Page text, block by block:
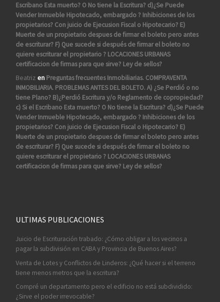
Escribano Esta muerto? O No tiene la Escritura? d)¿Se Puede
Vender Inmueble Hipotecado, embargado ? Inhibiciones de los
propietarios? Con juicio de Ejecusion Fiscal o Hipotecario? E)
Muerte de un propietario despues de firmar el boleto pero antes
de escriturar? F) Que sucede si después de firmar el boleto no
quiere escriturar el propietario ? LOCACIONES URBANAS
certificacion de firmas para que sirve? Ley de sellos?
Beatriz en Preguntas frecuentes Inmobiliarias. COMPRAVENTA
INMOBILIARIA. PROBLEMAS ANTES DEL BOLETO. A) ¿Se Perdió o no
tiene Plano? B)¿Perdió Escritura y/o Reglamento de copropiedad?
c) Si el Escribano Esta muerto? O No tiene la Escritura? d)¿Se Puede
Vender Inmueble Hipotecado, embargado ? Inhibiciones de los
propietarios? Con juicio de Ejecusion Fiscal o Hipotecario? E)
Muerte de un propietario despues de firmar el boleto pero antes
de escriturar? F) Que sucede si después de firmar el boleto no
quiere escriturar el propietario ? LOCACIONES URBANAS
certificacion de firmas para que sirve? Ley de sellos?
ULTIMAS PUBLICACIONES
Juicio de Escrituración trabado: ¿Cómo obligar a los vecinos a
pagar la subdivisión en CABA y Provincia de Buenos Aires?
Venta de Lotes y Conflictos de Linderos: ¿Qué hacer si el terreno
tiene menos metros que la escritura?
Compré un departamento pero el edificio no está subdividido:
¿Sirve el poder irrevocable?